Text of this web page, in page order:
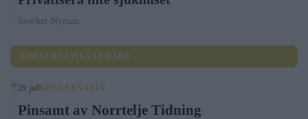
Sverker Nyman
KONSERVATIVA LEDARE
29 jul KONSERVATIV
Pinsamt av Norrtelje Tidning